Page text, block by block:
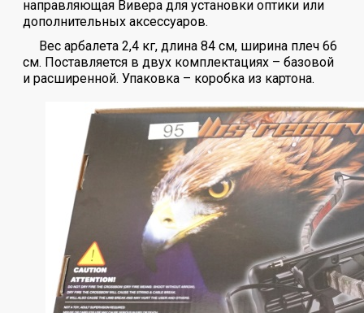
направляющая Вивера для установки оптики или
дополнительных аксессуаров.
Вес арбалета 2,4 кг, длина 84 см, ширина плеч 66
см. Поставляется в двух комплектациях – базовой
и расширенной. Упаковка – коробка из картона.